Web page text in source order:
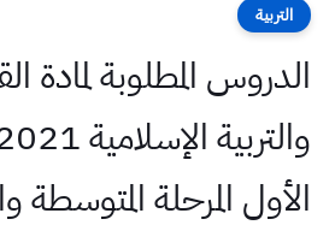
التربية
الدروس المطلوبة لمادة
الأول المرحلة المتوسطة